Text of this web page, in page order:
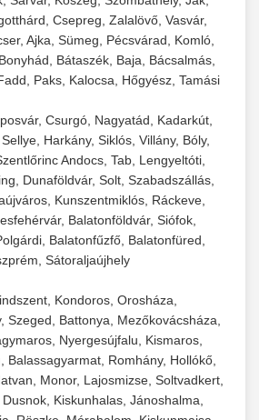
Csepreg, Zalalövő, Vasvár,
Ajka, Sümeg, Pécsvárad, Komló,
Bátaszék, Baja, Bácsalmás,
Paks, Kalocsa, Hőgyész, Tamási
Csurgó, Nagyatád, Kadarkút,
Harkány, Siklós, Villány, Bóly,
Andocs, Tab, Lengyeltóti,
Dunaföldvár, Solt, Szabadszállás,
Kunszentmiklós, Ráckeve,
Balatonföldvár, Siófok,
Balatonfűzfő, Balatonfüred,
Sátoraljaújhely
Kondoros, Orosháza,
Szeged, Battonya, Mezőkovácsháza,
Nyergesújfalu, Kismaros,
Balassagyarmat, Romhány, Hollókő,
Monor, Lajosmizse, Soltvadkert,
Kiskunhalas, Jánoshalma,